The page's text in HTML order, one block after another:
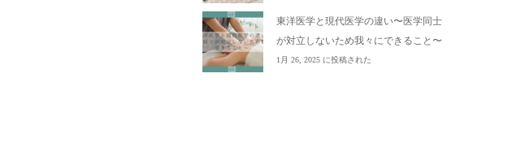
東洋医学と現代医学の違い〜医学同士
が対立しないため我々にできること〜
1月 26, 2025 に投稿された